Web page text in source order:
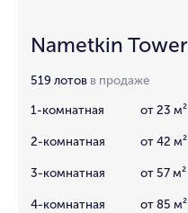
Nametkin Tower
519 лотов в продаже
1-комнатная от 23 м²
2-комнатная от 42 м²
3-комнатная от 57 м²
4-комнатная от 85 м²